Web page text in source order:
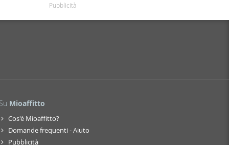
Pubblicità
Su Mioaffitto
Cos'è Mioaffitto?
Domande frequenti - Aiuto
Pubblicità